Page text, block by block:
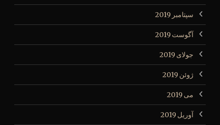
سپتامبر 2019
آگوست 2019
جولای 2019
ژوئن 2019
می 2019
آوریل 2019